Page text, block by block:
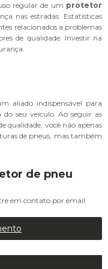
regular de um protetor
nas estradas. Estatísticas
relacionados a problemas
de qualidade. Investir na
aliado indispensável para
seu veículo. Ao seguir as
qualidade, você não apenas
de pneus, mas também
de pneu
em contato por email.